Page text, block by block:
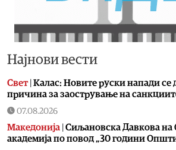
Најнови вести
Свет| Калас: Новите руски напади се
причина за заострување на
07.08.2026
Македонија Сиљановска Давкова на
академија по повод „30 години